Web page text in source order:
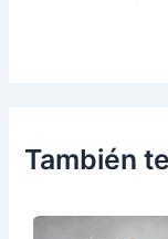
También